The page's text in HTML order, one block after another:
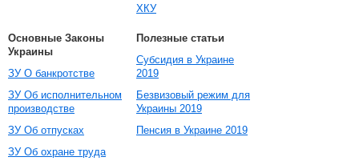
ХКУ
Основные Законы
Украины
ЗУ О банкротстве
ЗУ Об исполнительном
производстве
ЗУ Об отпусках
ЗУ Об охране труда
Полезные статьи
Субсидия в Украине
2019
Безвизовый режим для
Украины 2019
Пенсия в Украине 2019